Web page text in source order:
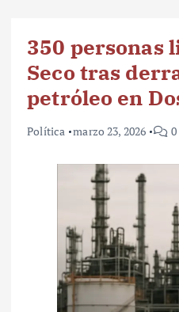
350 personas
Seco tras
petróleo en
Política marzo 23, 2026